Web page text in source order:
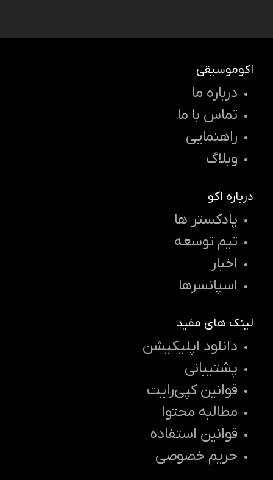
اکوموسیقی
درباره ما
تماس با ما
راهنمایی
وبلاگ
درباره اکو
پادکستر ها
تیم توسعه
اخبار
اسپانسرها
لینک های مفید
دانلود اپلیکیشن
پشتیبانی
قوانین کپی‌رایت
مطالبه محتوا
قوانین استفاده
حریم خصوصی